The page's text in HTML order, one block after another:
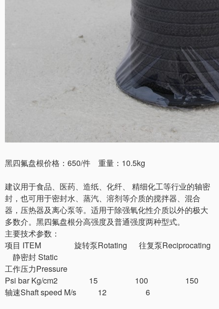
黑四氟盘根价格：650/件 重量：10.5kg
建议用于食品、医药、造纸、化纤、 精细化工等行业的轴密
封，也可用于密封水、蒸汽、溶剂等介质的搅拌器、混合
器，压热器及离心泵等。适用于除强氧化性介质以外的极大
多数介。黑四氟盘根分高强度及普通强度两种型式。
主要技术参数：
项目 ITEM 旋转泵Rotating 往复泵Reciprocating
静密封 Static
工作压力Pressure
Psi bar Kg/cm2 15 100 150
轴速Shaft speed M/s 12 6